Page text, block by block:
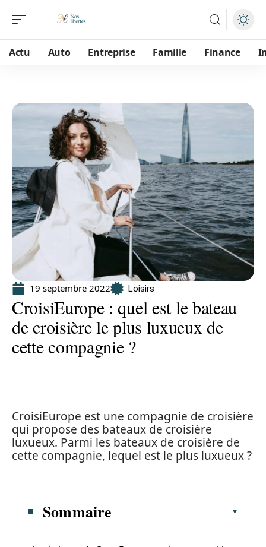
Actu Auto Entreprise Famille Finance
19 septembre 2022 Loisirs
CroisiEurope : quel est le bateau
de croisière le plus luxueux de
cette compagnie ?
CroisiEurope est une compagnie de croisière
qui propose des bateaux de croisière
luxueux. Parmi les bateaux de croisière de
cette compagnie, lequel est le plus luxueux ?
Sommaire